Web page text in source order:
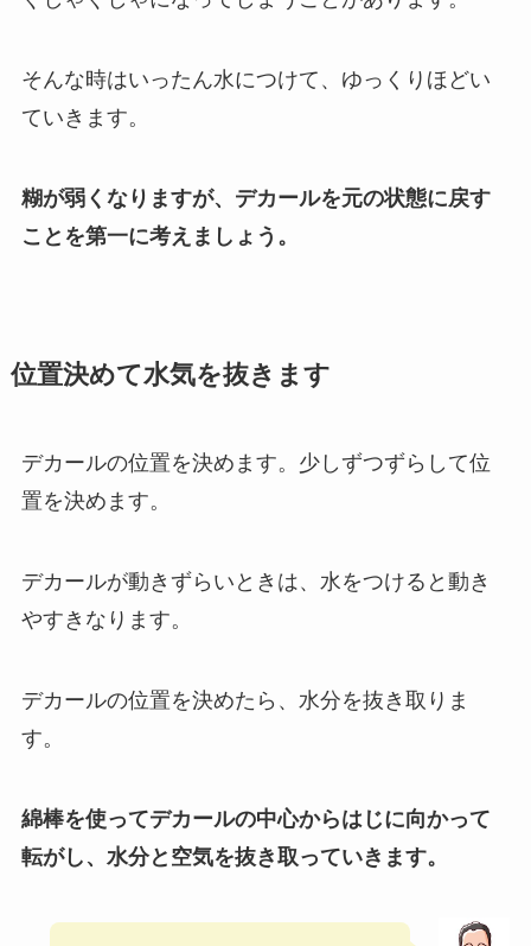
そんな時はいったん水につけて、ゆっくりほどい
ていきます。
糊が弱くなりますが、デカールを元の状態に戻す
ことを第一に考えましょう。
位置決めて水気を抜きます
デカールの位置を決めます。少しずつずらして位
置を決めます。
デカールが動きずらいときは、水をつけると動き
やすきなります。
デカールの位置を決めたら、水分を抜き取りま
す。
綿棒を使ってデカールの中心からはじに向かって
転がし、水分と空気を抜き取っていきます。